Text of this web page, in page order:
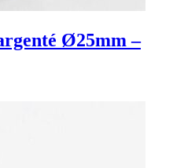
Ø25mm –